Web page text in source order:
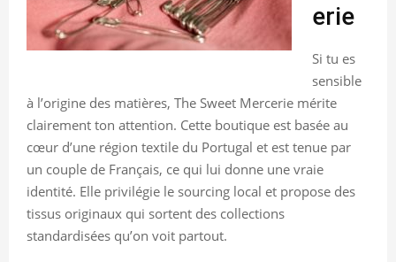
erie
Si tu es
sensible
à l’origine des matières, The Sweet Mercerie mérite
clairement ton attention. Cette boutique est basée au
cœur d’une région textile du Portugal et est tenue par
un couple de Français, ce qui lui donne une vraie
identité. Elle privilégie le sourcing local et propose des
tissus originaux qui sortent des collections
standardisées qu’on voit partout.